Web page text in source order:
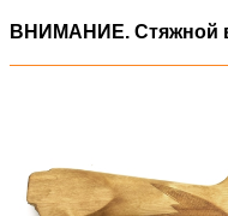
ВНИМАНИЕ. Стяжной